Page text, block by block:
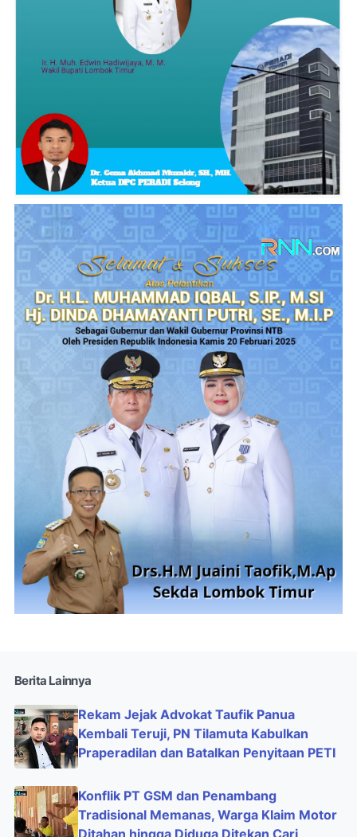
Berita Lainnya
Rekam Jejak Advokat Taufik Panua
Kembali Teruji, PN Tilamuta Kabulkan
Praperadilan dan Batalkan Penyitaan PETI
Konflik PT GSM dan Penambang
Tradisional Memanas, Warga Klaim Motor